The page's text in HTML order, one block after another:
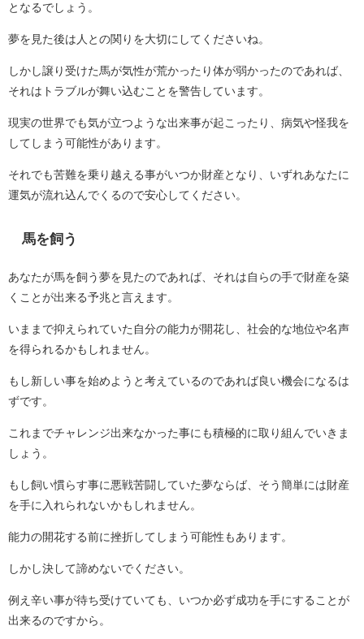
となるでしょう。
夢を見た後は人との関りを大切にしてくださいね。
しかし譲り受けた馬が気性が荒かったり体が弱かったのであれば、
それはトラブルが舞い込むことを警告しています。
現実の世界でも気が立つような出来事が起こったり、病気や怪我を
してしまう可能性があります。
それでも苦難を乗り越える事がいつか財産となり、いずれあなたに
運気が流れ込んでくるので安心してください。
馬を飼う
あなたが馬を飼う夢を見たのであれば、それは自らの手で財産を築
くことが出来る予兆と言えます。
いままで抑えられていた自分の能力が開花し、社会的な地位や名声
を得られるかもしれません。
もし新しい事を始めようと考えているのであれば良い機会になるは
ずです。
これまでチャレンジ出来なかった事にも積極的に取り組んでいきま
しょう。
もし飼い慣らす事に悪戦苦闘していた夢ならば、そう簡単には財産
を手に入れられないかもしれません。
能力の開花する前に挫折してしまう可能性もあります。
しかし決して諦めないでください。
例え辛い事が待ち受けていても、いつか必ず成功を手にすることが
出来るのですから。